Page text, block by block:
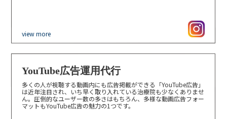
view more
YouTube広告運用代行
多くの人が視聴する動画内にも広告掲載ができる「YouTube広告」
は近年注目され、いち早く取り入れている治療院も少なくありませ
ん。圧倒的なユーザー数の多さはもちろん、多様な動画広告フォー
マットもYouTube広告の魅力の1つです。